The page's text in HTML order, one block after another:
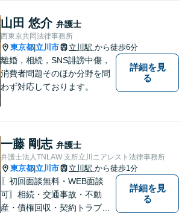
山田 悠介 弁護士
西東京共同法律事務所
東京都 立川市 立川駅 から徒歩6分
離婚，相続，SNS誹謗中傷，
消費者問題そのほか分野を問
わず対応しております。
詳細を見
る
一藤 剛志 弁護士
弁護士法人TNLAW 支所立川ニアレスト法律事務所
東京都 立川市 立川駅 から徒歩1分
〖初回面談無料・WEB面談
可〗相続・交通事故・不動
産・債権回収・契約トラブル
詳細を見
る